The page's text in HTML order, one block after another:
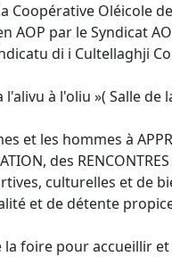
Coopérative Oléicole
AOP par le Syndicat
di i Cultellaghji
à l'oliu »( Salle de
et les hommes à
des RENCONTRES
culturelles et de
et de détente
la foire pour accueillir